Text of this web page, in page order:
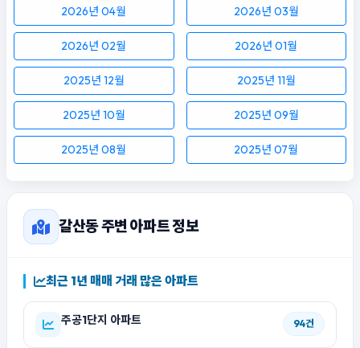
2026년 04월 2026년 03월
2026년 02월 2026년 01월
2025년 12월 2025년 11월
2025년 10월 2025년 09월
2025년 08월 2025년 07월
갈산동 주변 아파트 정보
최근 1년 매매 거래 많은 아파트
주공1단지 아파트 94건